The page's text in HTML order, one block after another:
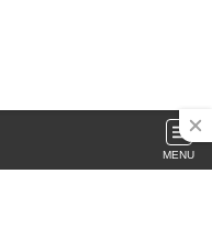
MENU